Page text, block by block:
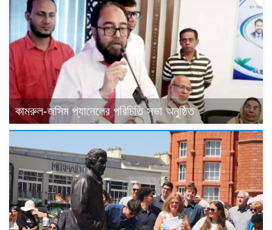
কামরুল-জসিম প্যানেলের পরিচিতি সভা অনুষ্ঠিত